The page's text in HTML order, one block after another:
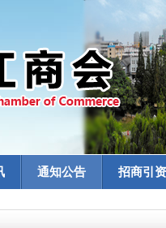
通知公告 招商引资